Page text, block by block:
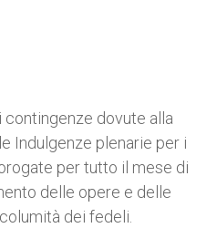
contingenze dovute alla
Indulgenze plenarie per i
per tutto il mese di
delle opere e delle
dei fedeli.